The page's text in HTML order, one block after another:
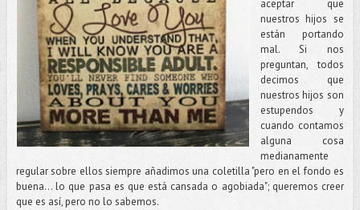
aceptar que
nuestros hijos se
están portando
mal. Si nos
preguntan, todos
decimos que
nuestros hijos son
estupendos y
cuando contamos
alguna cosa
medianamente
regular sobre ellos siempre añadimos una coletilla "pero en el fondo es
buena... lo que pasa es que está cansada o agobiada"; queremos creer
que es así, pero no lo sabemos.